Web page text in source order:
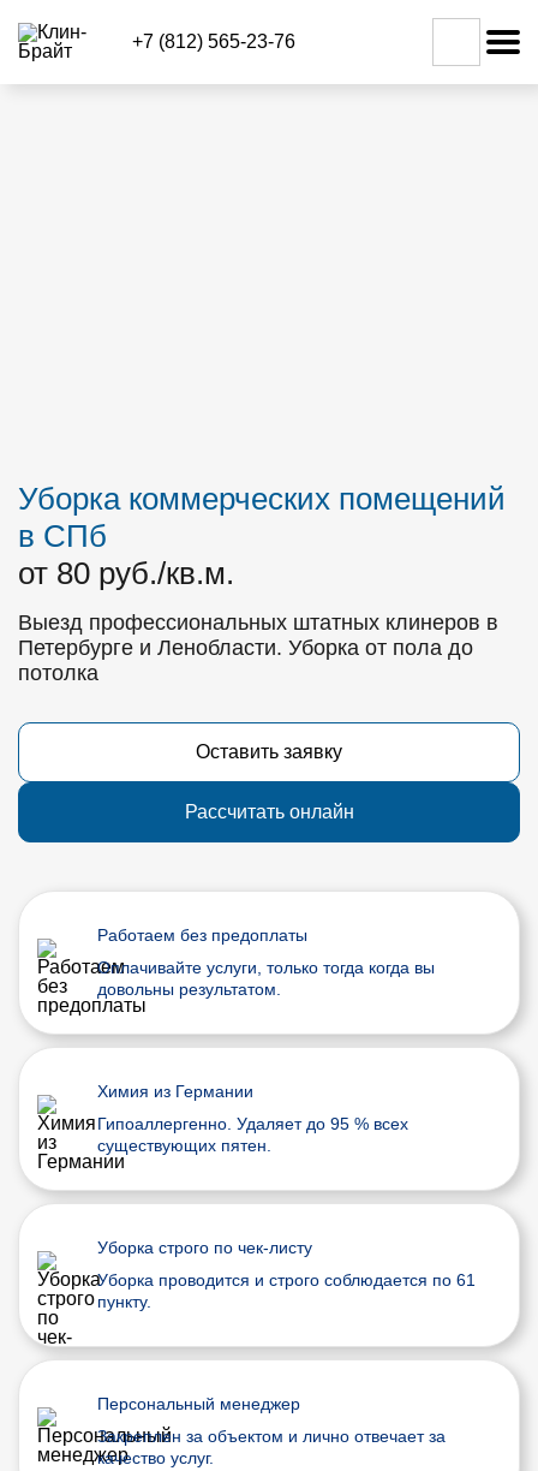
+7 (812) 565-23-76
Уборка коммерческих помещений
в СПб
от 80 руб./кв.м.
Выезд профессиональных штатных клинеров в
Петербурге и Ленобласти. Уборка от пола до
потолка
Оставить заявку
Рассчитать онлайн
Работаем без предоплаты
Оплачивайте услуги, только тогда когда вы
довольны результатом.
Химия из Германии
Гипоаллергенно. Удаляет до 95 % всех
существующих пятен.
Уборка строго по чек-листу
Уборка проводится и строго соблюдается по 61
пункту.
Персональный менеджер
Закреплен за объектом и лично отвечает за
качество услуг.